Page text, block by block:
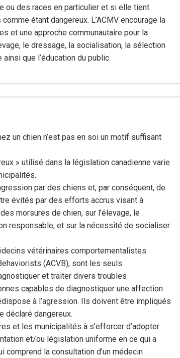
ou des races en particulier et si elle tient
étant dangereux. L’ACMV encourage la
et une approche communautaire pour la
le dressage, la socialisation, la sélection
que l’éducation du public.
un chien n’est pas en soi un motif suffisant
» utilisé dans la législation canadienne varie
par des chiens et, par conséquent, de
évités par des efforts accrus visant à
morsures de chien, sur l’élevage, le
responsable, et sur la nécessité de socialiser
vétérinaires comportementalistes
(ACVB), sont les seuls
et traiter divers troubles
capables de diagnostiquer une affection
à l’agression. Ils doivent être impliqués
déclaré dangereux.
et les municipalités à s’efforcer d’adopter
et/ou législation uniforme en ce qui a
la consultation d’un médecin